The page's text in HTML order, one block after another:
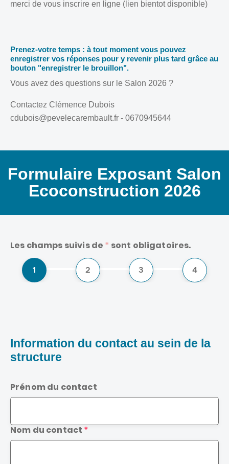
merci de vous inscrire en ligne (lien bientot disponible)
Prenez-votre temps : à tout moment vous pouvez
enregistrer vos réponses pour y revenir plus tard grâce au
bouton "enregistrer le brouillon".
Vous avez des questions sur le Salon 2026 ?
Contactez Clémence Dubois
cdubois@pevelecarembault.fr - 0670945644
Formulaire Exposant Salon
Ecoconstruction 2026
Les champs suivis de * sont obligatoires.
1
sur
2
sur
3
sur
4
sur
Information du contact au sein de la
structure
Prénom du contact
Nom du contact